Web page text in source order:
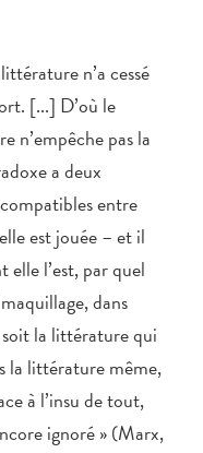
n’a cessé
[...] D’où le
n’empêche pas la
a deux
entre
est jouée – et il
l’est, par quel
dans
la littérature qui
la littérature même,
à l’insu de tout,
ignoré » (Marx,